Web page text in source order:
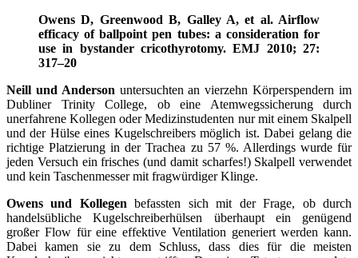
Owens D, Greenwood B, Galley A, et al. Airflow
efficacy of ballpoint pen tubes: a consideration for
use in bystander cricothyrotomy. EMJ 2010; 27:
317–20
Neill und Anderson untersuchten an vierzehn Körperspendern im
Dubliner Trinity College, ob eine Atemwegssicherung durch
unerfahrene Kollegen oder Medizinstudenten nur mit einem Skalpell
und der Hülse eines Kugelschreibers möglich ist. Dabei gelang die
richtige Platzierung in der Trachea zu 57 %. Allerdings wurde für
jeden Versuch ein frisches (und damit scharfes!) Skalpell verwendet
und kein Taschenmesser mit fragwürdiger Klinge.
Owens und Kollegen befassten sich mit der Frage, ob durch
handelsübliche Kugelschreiberhülsen überhaupt ein genügend
großer Flow für eine effektive Ventilation generiert werden kann.
Dabei kamen sie zu dem Schluss, dass dies für die meisten